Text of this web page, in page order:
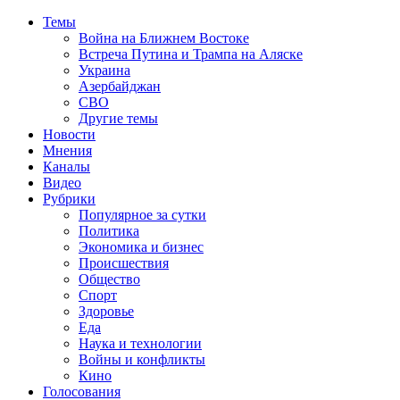
Темы
Война на Ближнем Востоке
Встреча Путина и Трампа на Аляске
Украина
Азербайджан
СВО
Другие темы
Новости
Мнения
Каналы
Видео
Рубрики
Популярное за сутки
Политика
Экономика и бизнес
Происшествия
Общество
Спорт
Здоровье
Еда
Наука и технологии
Войны и конфликты
Кино
Голосования